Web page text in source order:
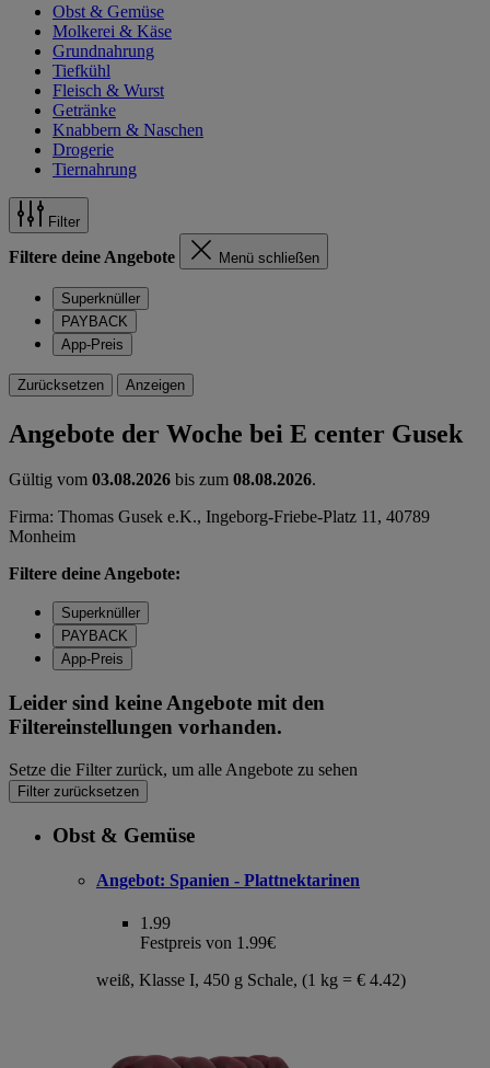
Obst & Gemüse
Molkerei & Käse
Grundnahrung
Tiefkühl
Fleisch & Wurst
Getränke
Knabbern & Naschen
Drogerie
Tiernahrung
Filter
Filtere deine Angebote Menü schließen
Superknüller
PAYBACK
App-Preis
Zurücksetzen Anzeigen
Angebote der Woche bei E center Gusek
Gültig vom 03.08.2026 bis zum 08.08.2026.
Firma: Thomas Gusek e.K., Ingeborg-Friebe-Platz 11, 40789
Monheim
Filtere deine Angebote:
Superknüller
PAYBACK
App-Preis
Leider sind keine Angebote mit den
Filtereinstellungen vorhanden.
Setze die Filter zurück, um alle Angebote zu sehen
Filter zurücksetzen
Obst & Gemüse
Angebot: Spanien - Plattnektarinen
1.99
Festpreis von 1.99€
weiß, Klasse I, 450 g Schale, (1 kg = € 4.42)